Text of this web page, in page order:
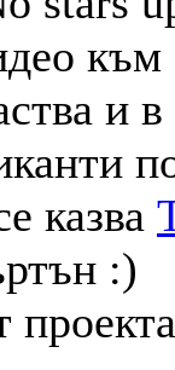
и в
казва
:)
проекта